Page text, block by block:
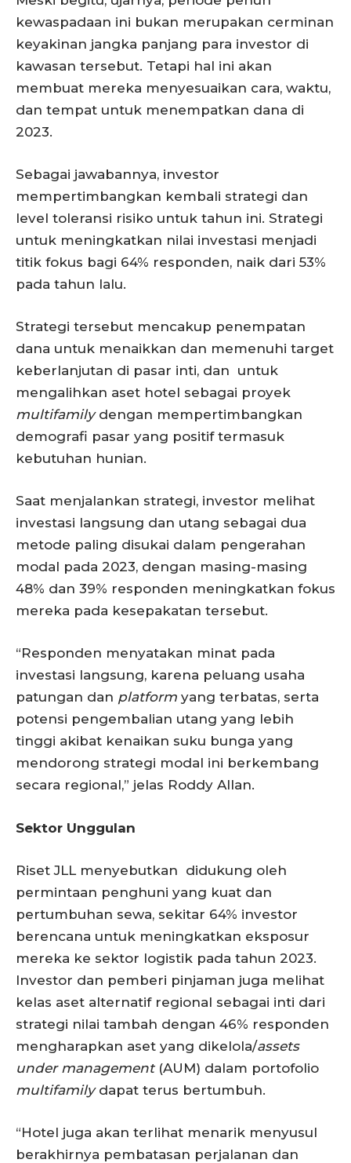
kewaspadaan ini bukan merupakan cerminan
keyakinan jangka panjang para investor di
kawasan tersebut. Tetapi hal ini akan
membuat mereka menyesuaikan cara, waktu,
dan tempat untuk menempatkan dana di
2023.
Sebagai jawabannya, investor
mempertimbangkan kembali strategi dan
level toleransi risiko untuk tahun ini. Strategi
untuk meningkatkan nilai investasi menjadi
titik fokus bagi 64% responden, naik dari 53%
pada tahun lalu.
Strategi tersebut mencakup penempatan
dana untuk menaikkan dan memenuhi target
keberlanjutan di pasar inti, dan untuk
mengalihkan aset hotel sebagai proyek
multifamilydengan mempertimbangkan
demografi pasar yang positif termasuk
kebutuhan hunian.
Saat menjalankan strategi, investor melihat
investasi langsung dan utang sebagai dua
metode paling disukai dalam pengerahan
modal pada 2023, dengan masing-masing
48% dan 39% responden meningkatkan fokus
mereka pada kesepakatan tersebut.
“Responden menyatakan minat pada
investasi langsung, karena peluang usaha
patungan dan platform yang terbatas, serta
potensi pengembalian utang yang lebih
tinggi akibat kenaikan suku bunga yang
mendorong strategi modal ini berkembang
secara regional,” jelas Roddy Allan.
Sektor Unggulan
Riset JLL menyebutkan didukung oleh
permintaan penghuni yang kuat dan
pertumbuhan sewa, sekitar 64% investor
berencana untuk meningkatkan eksposur
mereka ke sektor logistik pada tahun 2023.
Investor dan pemberi pinjaman juga melihat
kelas aset alternatif regional sebagai inti dari
strategi nilai tambah dengan 46% responden
mengharapkan aset yang dikelola/assets
under management(AUM) dalam portofolio
multifamilydapat terus bertumbuh.
“Hotel juga akan terlihat menarik menyusul
berakhirnya pembatasan perjalanan dan